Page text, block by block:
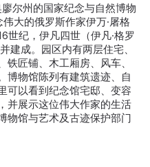
尔州的国家纪念与自然博物
大的俄罗斯作家伊万·屠格
世纪，伊凡四世（伊凡·格罗
建成。园区内有两层住宅、
匠铺、木工厢房、风车、
博物馆陈列有建筑遗迹、自
可以看到纪念馆宅邸、变容
并展示这位伟大作家的生活
物馆与艺术及古迹保护部门